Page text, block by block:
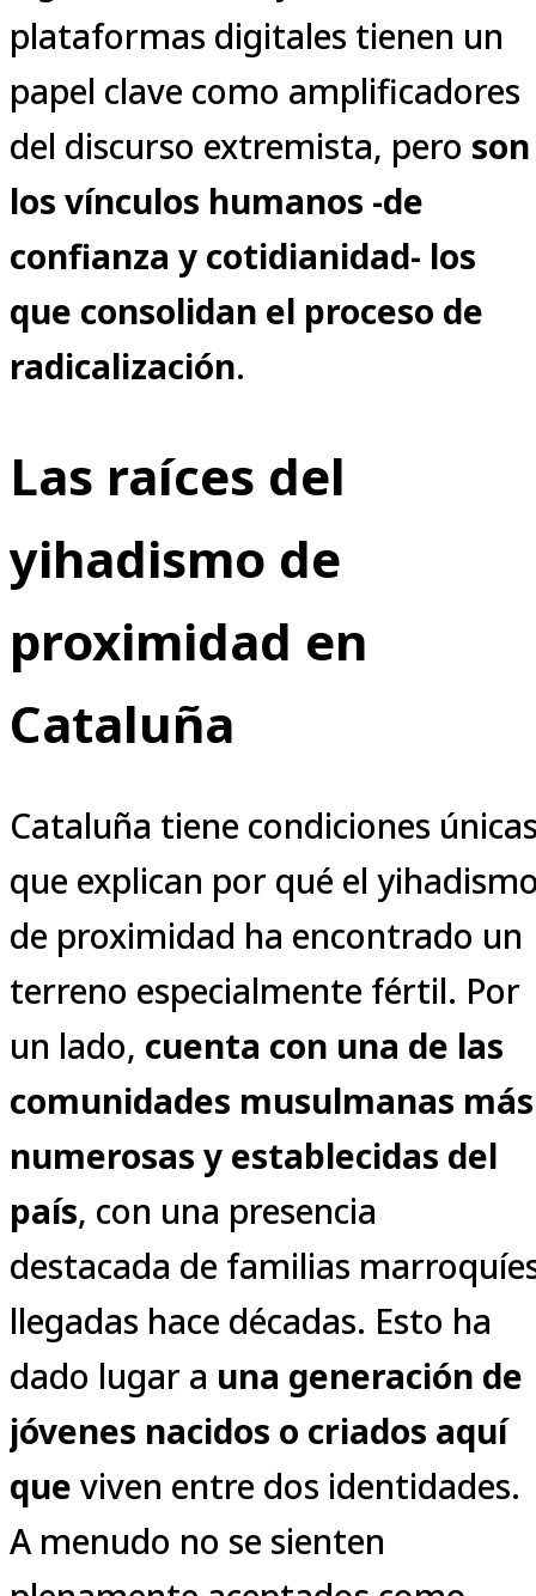
plataformas digitales tienen un
papel clave como amplificadores
del discurso extremista, pero son
los vínculos humanos -de
confianza y cotidianidad- los
que consolidan el proceso de
radicalización.
Las raíces del
yihadismo de
proximidad en
Cataluña
Cataluña tiene condiciones
que explican por qué el
de proximidad ha encontrado un
terreno especialmente fértil. Por
un lado, cuenta con una de las
comunidades musulmanas más
numerosas y establecidas del
país, con una presencia
destacada de familias
llegadas hace décadas. Esto ha
dado lugar a una generación de
jóvenes nacidos o criados aquí
que viven entre dos identidades.
A menudo no se sienten